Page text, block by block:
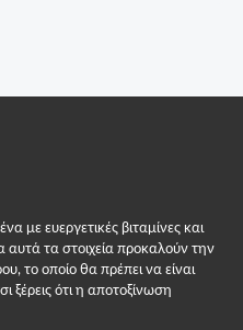
με ευεργετικές βιταμίνες και
αυτά τα στοιχεία προκαλούν την
το οποίο θα πρέπει να είναι
ξέρεις ότι η αποτοξίνωση